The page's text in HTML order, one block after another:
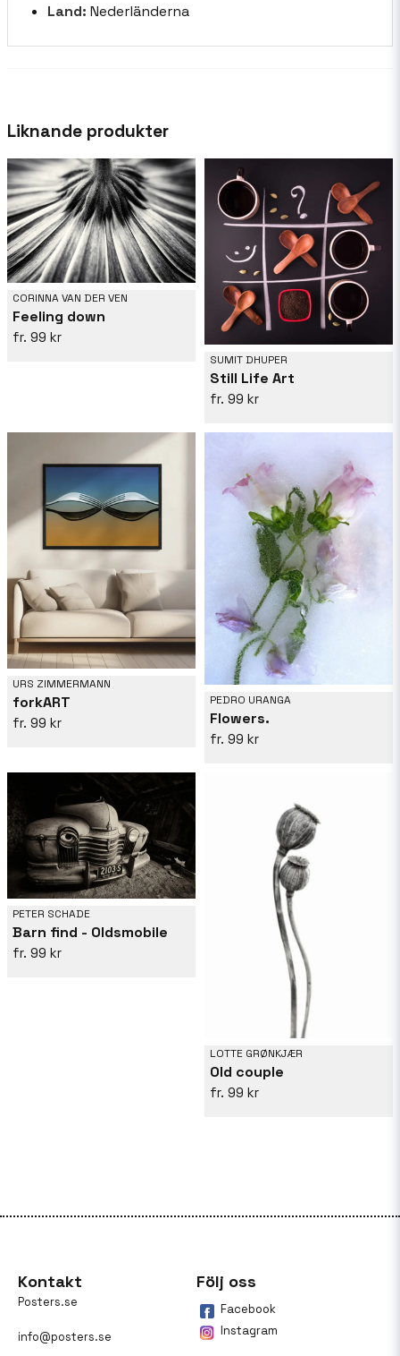
Land: Nederländerna
Liknande produkter
CORINNA VAN DER VEN
Feeling down
99 kr
SUMIT DHUPER
Still Life Art
99 kr
URS ZIMMERMANN
forkART
99 kr
PEDRO URANGA
Flowers.
99 kr
PETER SCHADE
Barn find - Oldsmobile
99 kr
LOTTE GRØNKJÆR
Old couple
99 kr
Kontakt
Posters.se
info@posters.se
Följ oss
Facebook
Instagram